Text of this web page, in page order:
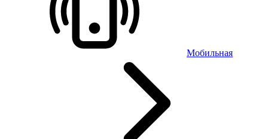
Мобильная